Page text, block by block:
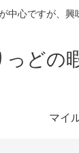
中心ですが、興
っどの
マイ